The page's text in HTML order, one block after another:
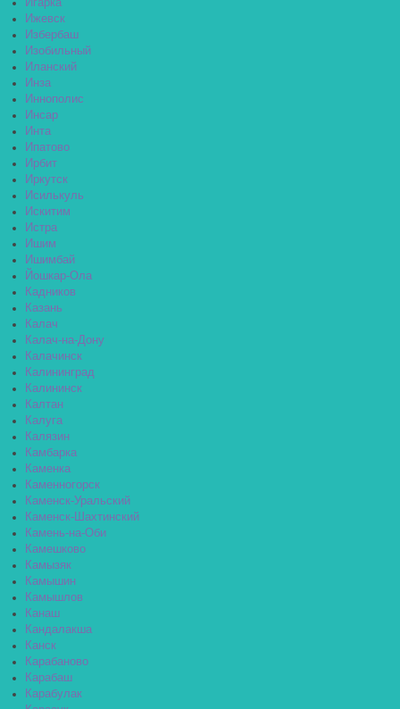
Игарка
Ижевск
Избербаш
Изобильный
Иланский
Инза
Иннополис
Инсар
Инта
Ипатово
Ирбит
Иркутск
Исилькуль
Искитим
Истра
Ишим
Ишимбай
Йошкар-Ола
Кадников
Казань
Калач
Калач-на-Дону
Калачинск
Калининград
Калининск
Калтан
Калуга
Калязин
Камбарка
Каменка
Каменногорск
Каменск-Уральский
Каменск-Шахтинский
Камень-на-Оби
Камешково
Камызяк
Камышин
Камышлов
Канаш
Кандалакша
Канск
Карабаново
Карабаш
Карабулак